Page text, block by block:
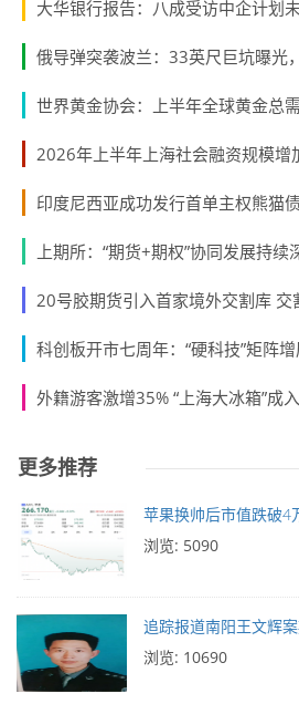
大华银行报告：八成受访中企计划
俄导弹突袭波兰：33英尺巨坑曝光
世界黄金协会：上半年全球黄金总
2026年上半年上海社会融资规模增
印度尼西亚成功发行首单主权熊猫债
上期所：“期货+期权”协同发展持续
20号胶期货引入首家境外交割库 交
科创板开市七周年：“硬科技”矩阵
外籍游客激增35% “上海大冰箱”成
更多推荐
苹果换帅后市值跌破4
浏览: 5090
追踪报道南阳王文辉
浏览: 10690